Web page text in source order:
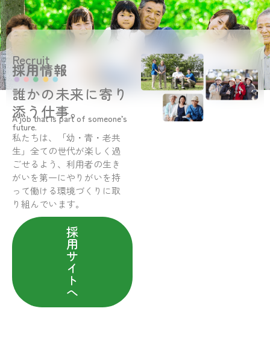
Recruit
採用情報
誰かの未来に寄り
添う仕事。
A job that is part of someone’s
future.
私たちは、「幼・青・老共
生」全ての世代が楽しく過
ごせるよう、利用者の生き
がいを第一にやりがいを持
って働ける環境づくりに取
り組んでいます。
採
用
サ
イ
ト
へ